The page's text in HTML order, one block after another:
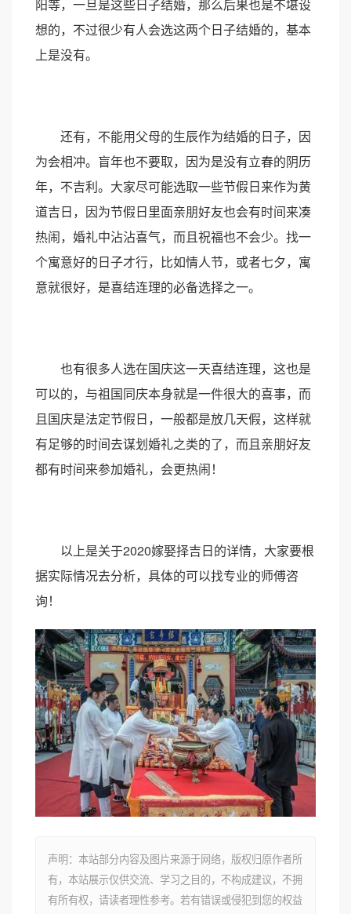
阳等，一旦是这些日子结婚，那么后果也是不堪设
想的，不过很少有人会选这两个日子结婚的，基本
上是没有。
还有，不能用父母的生辰作为结婚的日子，因
为会相冲。盲年也不要取，因为是没有立春的阴历
年，不吉利。大家尽可能选取一些节假日来作为黄
道吉日，因为节假日里面亲朋好友也会有时间来凑
热闹，婚礼中沾沾喜气，而且祝福也不会少。找一
个寓意好的日子才行，比如情人节，或者七夕，寓
意就很好，是喜结连理的必备选择之一。
也有很多人选在国庆这一天喜结连理，这也是
可以的，与祖国同庆本身就是一件很大的喜事，而
且国庆是法定节假日，一般都是放几天假，这样就
有足够的时间去谋划婚礼之类的了，而且亲朋好友
都有时间来参加婚礼，会更热闹！
以上是关于2020嫁娶择吉日的详情，大家要根
据实际情况去分析，具体的可以找专业的师傅咨
询！
声明：本站部分内容及图片来源于网络，版权归原作者所
有，本站展示仅供交流、学习之目的，不构成建议，不拥
有所有权，请读者理性参考。若有错误或侵犯到您的权益